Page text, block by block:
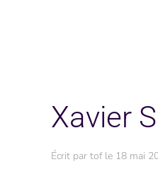
Xavier
Écrit par tofle 18 mai